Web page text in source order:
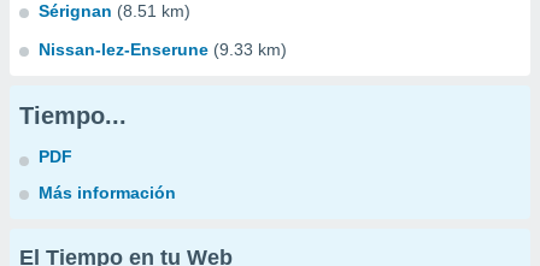
Sérignan (8.51 km)
Nissan-lez-Enserune (9.33 km)
Tiempo...
PDF
Más información
El Tiempo en tu Web